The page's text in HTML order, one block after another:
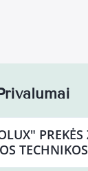
PREKĖS
TECHNIKOS